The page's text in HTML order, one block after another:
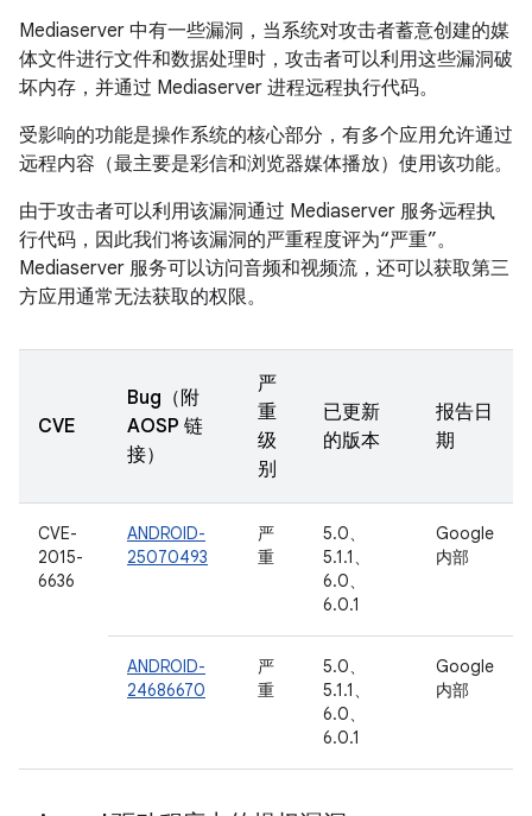
Mediaserver 中有一些漏洞，当系统对攻击者蓄意创建的媒
体文件进行文件和数据处理时，攻击者可以利用这些漏洞破
坏内存，并通过 Mediaserver 进程远程执行代码。
受影响的功能是操作系统的核心部分，有多个应用允许通过
远程内容（最主要是彩信和浏览器媒体播放）使用该功能。
由于攻击者可以利用该漏洞通过 Mediaserver 服务远程执
行代码，因此我们将该漏洞的严重程度评为“严重”。
Mediaserver 服务可以访问音频和视频流，还可以获取第三
方应用通常无法获取的权限。
CVE
Bug（附
AOSP 链
接）
严
重
级
别
已更新
的版本
报告日
期
CVE-
2015-
6636
ANDROID-
25070493
严
重
5.0、
5.1.1、
6.0、
6.0.1
Google
内部
ANDROID-
24686670
严
重
5.0、
5.1.1、
6.0、
6.0.1
Google
内部